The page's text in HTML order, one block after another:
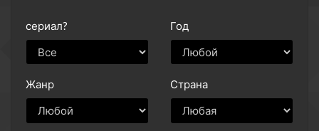
сериал? Год
Жанр Страна